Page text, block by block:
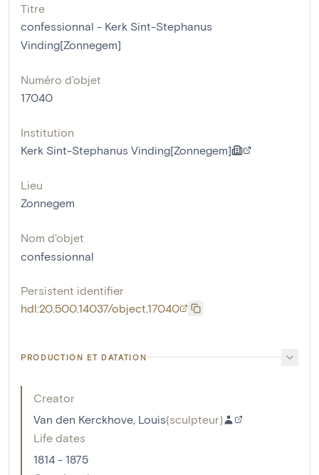
Titre
confessionnal - Kerk Sint-Stephanus
Vinding[Zonnegem]
Numéro d'objet
17040
Institution
Kerk Sint-Stephanus Vinding[Zonnegem]
Lieu
Zonnegem
Nom d'objet
confessionnal
Persistent identifier
hdl:20.500.14037/object.17040
PRODUCTION ET DATATION
Creator
Van den Kerckhove, Louis(sculpteur)
Life dates
1814 - 1875